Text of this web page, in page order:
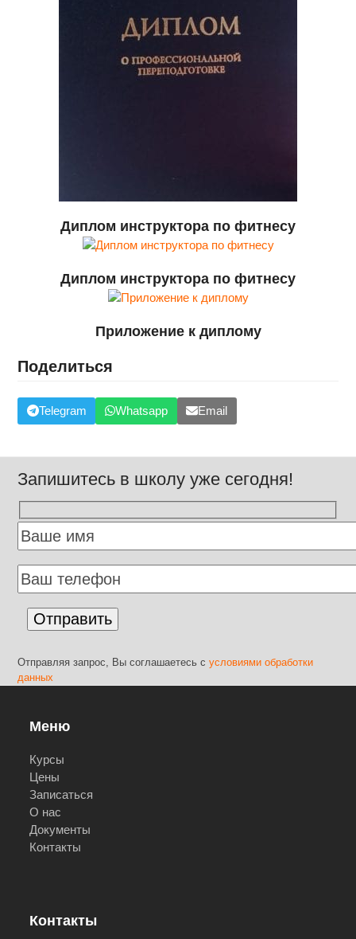
Диплом инструктора по фитнесу
Диплом инструктора по фитнесу
Приложение к диплому
Поделиться
Telegram Whatsapp Email
Запишитесь в школу уже сегодня!
Отправляя запрос, Вы соглашаетесь сусловиями обработки
данных
Меню
Курсы
Цены
Записаться
О нас
Документы
Контакты
Контакты